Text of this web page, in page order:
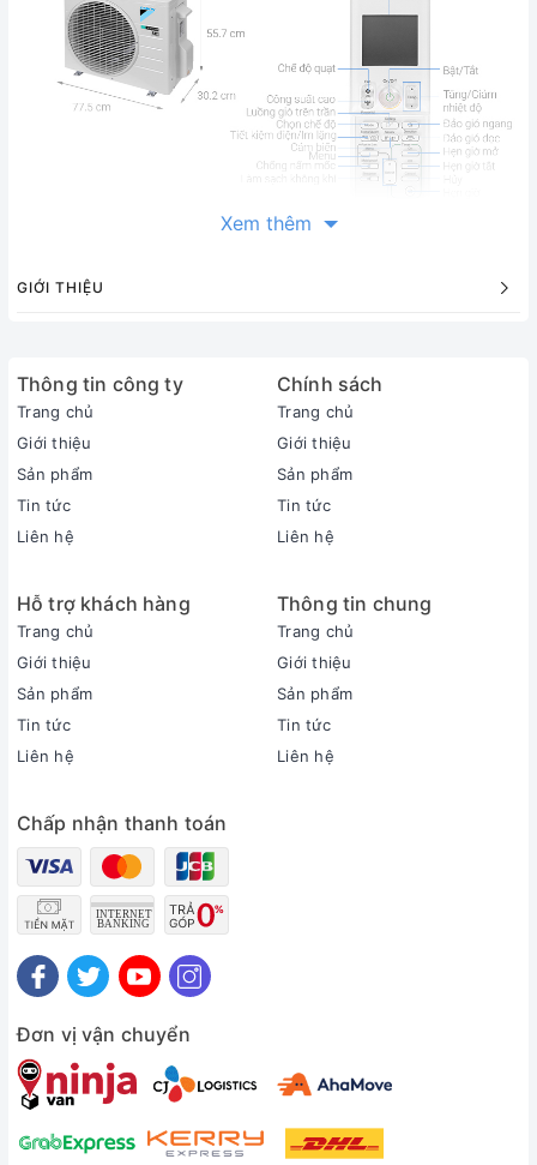
Có Inverter
Công suất làm lạnh:
1 HP - 8.500 BTU
Phạm vi làm lạnh hiệu quả:
Dưới 15m² (từ 30 đến 45m³)
Dàn lạnh: 19 - 42 dB - Dàn nóng: 43 - 46 dB
2021
Sản xuất tại:
Thái Lan
Thời gian bảo hành cục lạnh, cục nóng:
1 năm
Thời gian bảo hành máy nén:
Ống dẫn gas bằng Đồng - Lá tản nhiệt bằng Nhôm
Loại Gas:
R-32
Mức tiêu thụ điện năng
0.45 kWh
Nhãn năng lượng:
5 sao (Hiệu suất năng lượng 7.24)
Mắt thần thông minhInverterEcono
Khả năng lọc không khí
Lọc bụi, kháng khuẩn, khử mùi:
Xem thêm
GIỚI THIỆU
Thông tin công ty
Trang chủ
Giới thiệu
Sản phẩm
Tin tức
Liên hệ
Chính sách
Trang chủ
Giới thiệu
Sản phẩm
Tin tức
Liên hệ
Hỗ trợ khách hàng
Trang chủ
Giới thiệu
Sản phẩm
Tin tức
Liên hệ
Thông tin chung
Trang chủ
Giới thiệu
Sản phẩm
Tin tức
Liên hệ
Chấp nhận thanh toán
Đơn vị vận chuyển